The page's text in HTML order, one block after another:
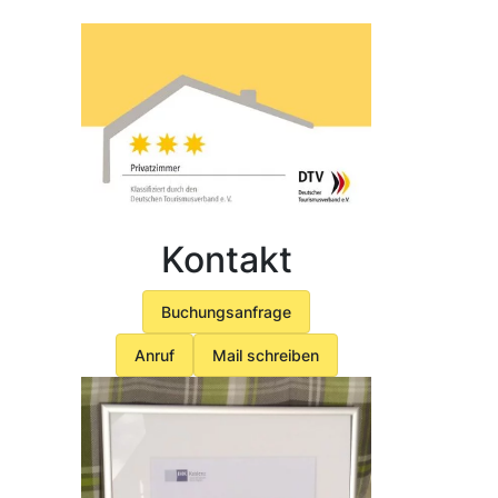
Kontakt
Buchungsanfrage
Anruf Mail schreiben